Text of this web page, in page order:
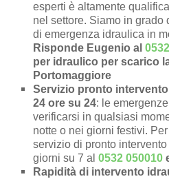
esperti è altamente
nel settore. Siamo in grado
di emergenza idraulica in
Risponde Eugenio al
per idraulico per scarico
Portomaggiore
Servizio pronto
24 ore su 24: le
verificarsi in qualsiasi
notte o nei giorni festivi.
servizio di pronto
giorni su 7 al0532 050010
Rapidità di intervento